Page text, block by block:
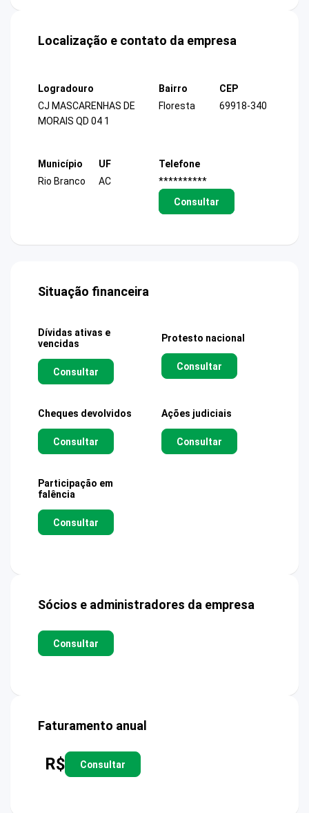
Localização e contato da empresa
Logradouro
CJ MASCARENHAS DE
MORAIS QD 04 1
Bairro
Floresta
CEP
69918-340
Município
Rio Branco
UF
AC
Telefone
**********
Consultar
Situação financeira
Dívidas ativas e
vencidas
Consultar
Protesto nacional
Consultar
Cheques devolvidos
Consultar
Ações judiciais
Consultar
Participação em
falência
Consultar
Sócios e administradores da empresa
Consultar
Faturamento anual
R$ Consultar